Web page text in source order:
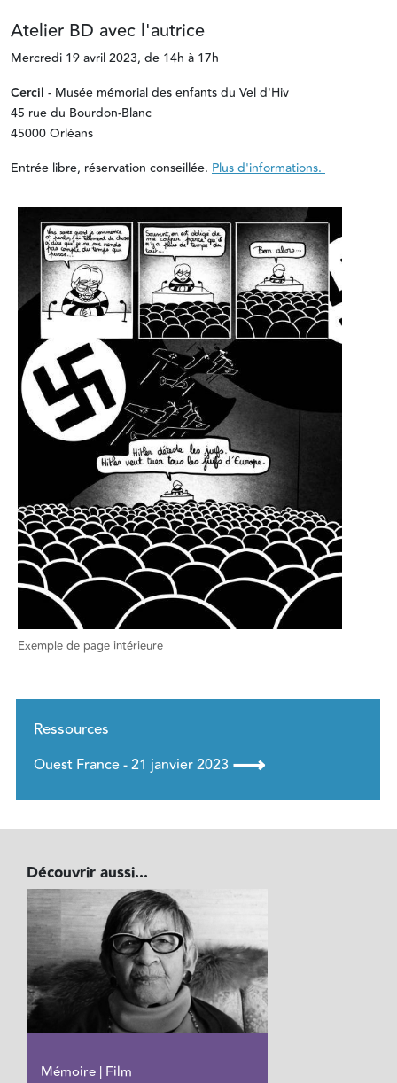
Atelier BD avec l'autrice
Mercredi 19 avril 2023, de 14h à 17h
Cercil - Musée mémorial des enfants du Vel d'Hiv
45 rue du Bourdon-Blanc
45000 Orléans
Entrée libre, réservation conseillée. Plus d'informations.
Exemple de page intérieure
Ressources
Ouest France - 21 janvier 2023 ⟶
Découvrir aussi...
Mémoire | Film